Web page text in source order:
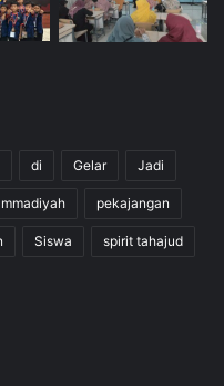
di Gelar Jadi
pekajangan
Siswa spirit tahajud